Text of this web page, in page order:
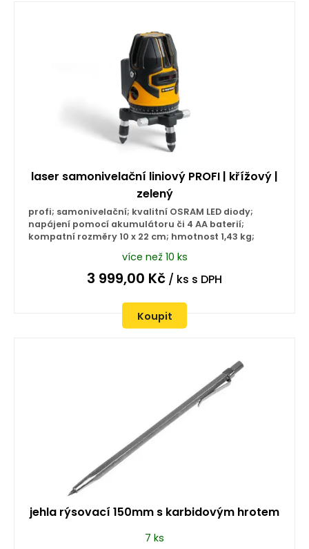
laser samonivelační liniový PROFI | křížový |
zelený
profi; samonivelační; kvalitní OSRAM LED diody;
napájení pomocí akumulátoru či 4 AA baterií;
kompatní rozměry 10 x 22 cm; hmotnost 1,43 kg;
více než 10 ks
3 999,00 Kč / ks s DPH
Koupit
jehla rýsovací 150mm s karbidovým hrotem
7 ks